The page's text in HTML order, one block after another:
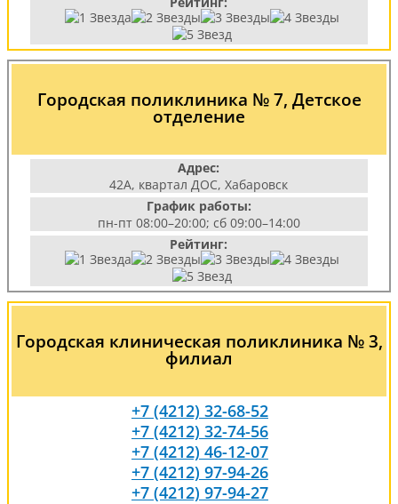
Городская поликлиника № 7, Детское
отделение
Адрес:
42А, квартал ДОС, Хабаровск
График работы:
пн-пт 08:00–20:00; сб 09:00–14:00
Рейтинг:
Городская клиническая поликлиника № 3,
филиал
+7 (4212) 32-68-52
+7 (4212) 32-74-56
+7 (4212) 46-12-07
+7 (4212) 97-94-26
+7 (4212) 97-94-27